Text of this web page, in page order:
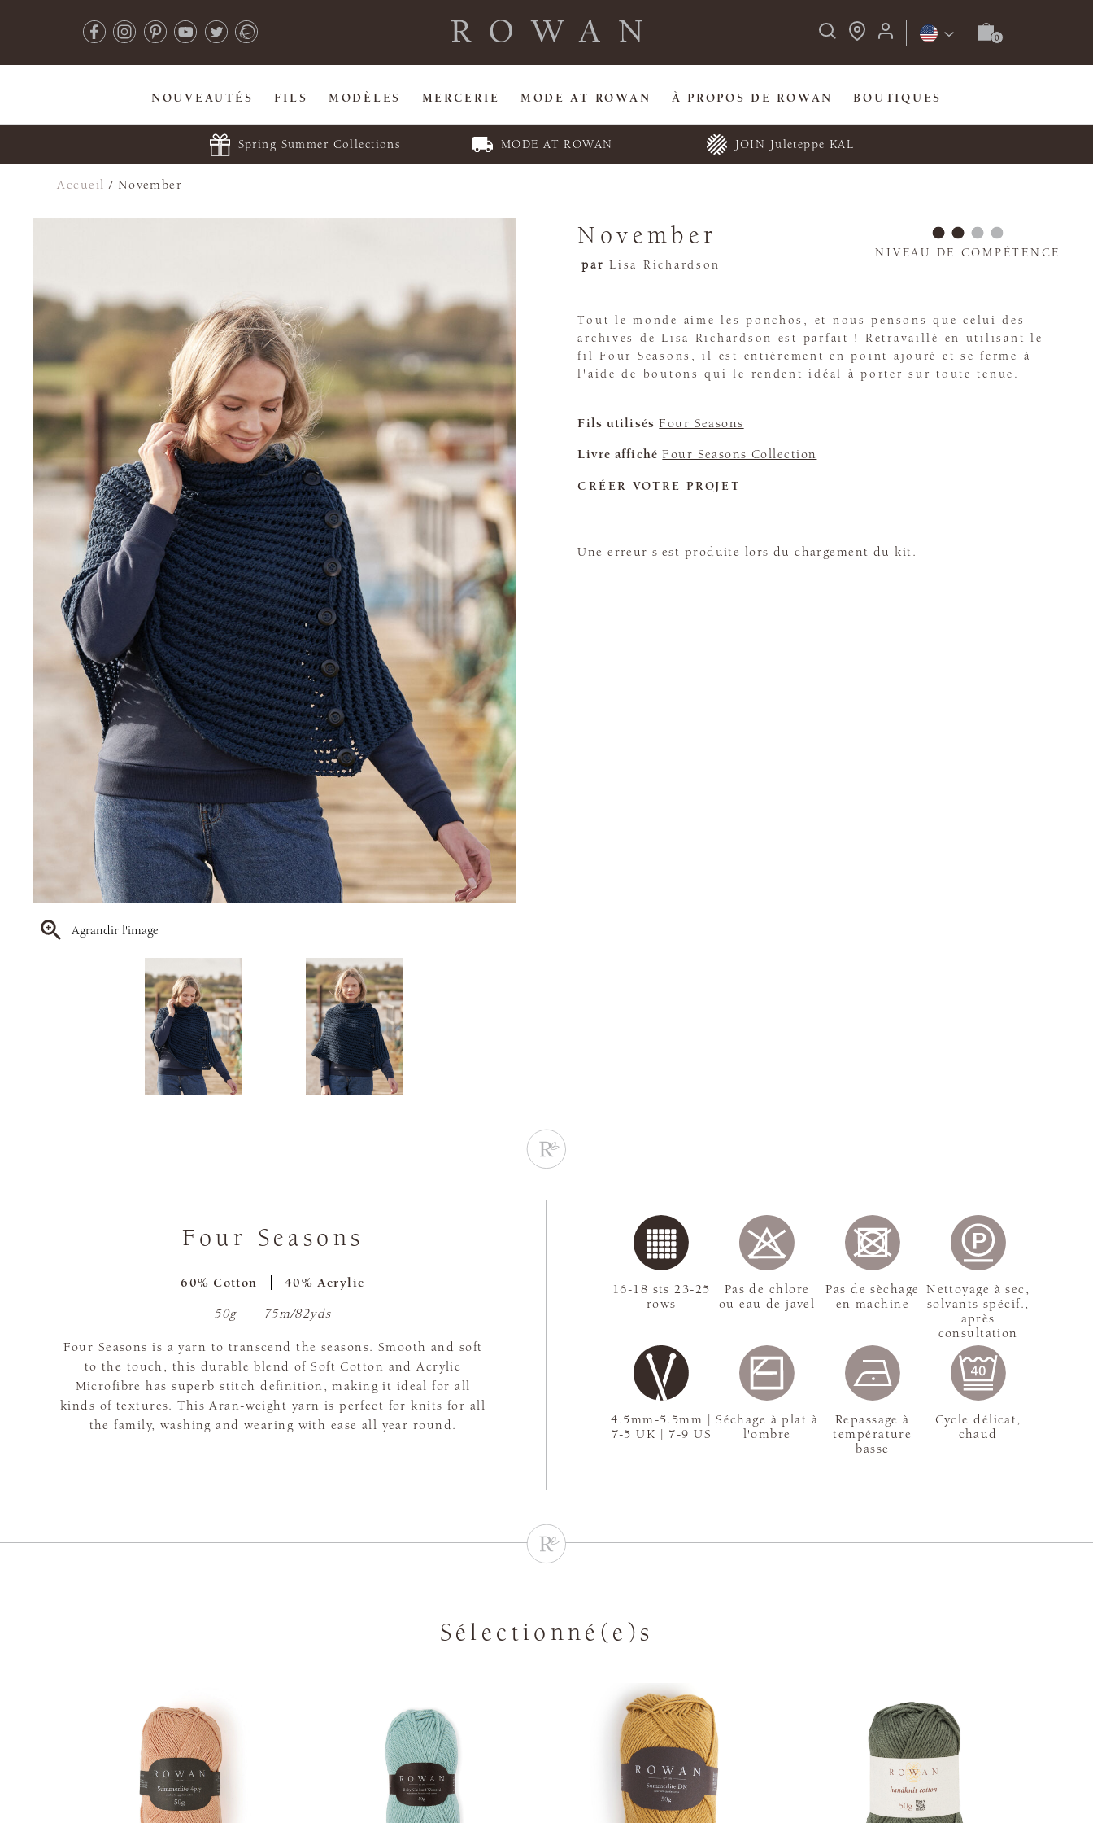
NOUVEAUTÉS FILS MODÈLES MERCERIE MODE AT ROWAN À PROPOS DE ROWAN BOUTIQUES
Spring Summer Collections MODE AT ROWAN JOIN Juleteppe KAL
Accueil / November
Agrandir l'image
November
par Lisa Richardson
NIVEAU DE COMPÉTENCE
Tout le monde aime les ponchos, et nous pensons que celui des
archives de Lisa Richardson est parfait ! Retravaillé en utilisant le
fil Four Seasons, il est entièrement en point ajouré et se ferme à
l'aide de boutons qui le rendent idéal à porter sur toute tenue.
Fils utilisés Four Seasons
Livre affiché Four Seasons Collection
CRÉER VOTRE PROJET
Une erreur s'est produite lors du chargement du kit.
Four Seasons
60% Cotton 40% Acrylic
50g 75m/82yds
Four Seasons is a yarn to transcend the seasons. Smooth and soft
to the touch, this durable blend of Soft Cotton and Acrylic
Microfibre has superb stitch definition, making it ideal for all
kinds of textures. This Aran-weight yarn is perfect for knits for all
the family, washing and wearing with ease all year round.
4.5mm-5.5mm |
7-5 UK | 7-9 US
16-18 sts 23-25
rows
Pas de chlore
ou eau de javel
Pas de sèchage
en machine
Nettoyage à sec,
solvants spécif.,
après
consultation
Séchage à plat à
l'ombre
Repassage à
température
basse
Cycle délicat,
chaud
Sélectionné(e)s